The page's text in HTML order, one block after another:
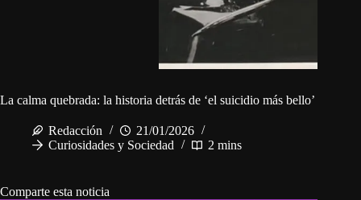
La calma quebrada: la historia detrás de ‘el suicidio más bello’
Redacción
21/01/2026
Curiosidades y Sociedad
2 mins
Comparte esta noticia